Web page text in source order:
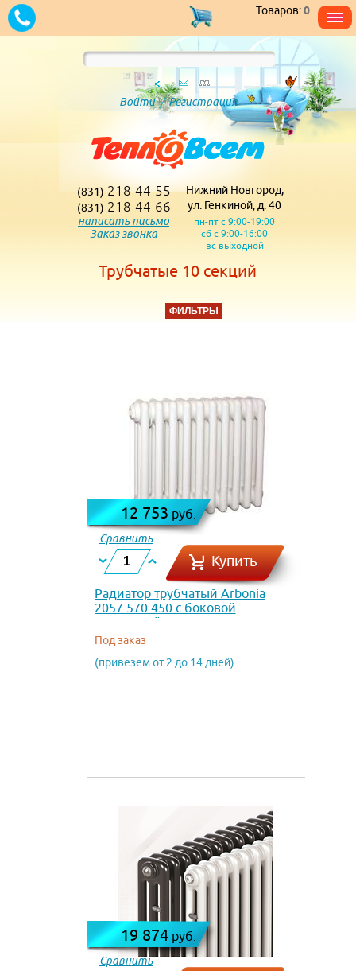
Товаров:0
Войти/Регистрация
(831) 218-44-55
(831) 218-44-66
написать письмо
Заказ звонка
Нижний Новгород,
ул. Генкиной, д. 40
пн-пт с 9:00-19:00
сб с 9:00-16:00
вс выходной
Трубчатые 10 секций
ФИЛЬТРЫ
12 753 руб.
Сравнить
Купить
Радиатор трубчатый Arbonia
2057 570 450 с боковой
подводкой
Под заказ
(привезем от 2 до 14 дней)
19 874руб.
Сравнить